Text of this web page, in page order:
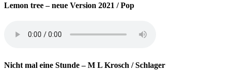
Lemon tree– neue Version 2021 / Pop
Nicht mal eine Stunde– M L Krosch / Schlager